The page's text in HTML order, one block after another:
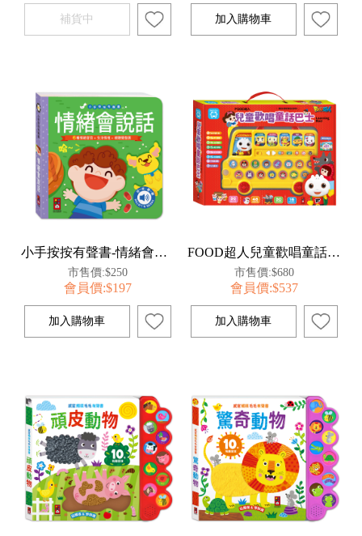
小手按按有聲書-情緒會說話
市售價:$250
會員價:$197
FOOD超人兒童歡唱童話巴士
市售價:$680
會員價:$537